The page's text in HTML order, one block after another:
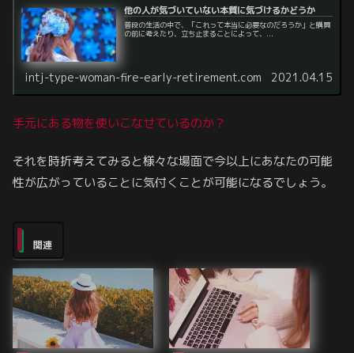
他の人が気づいていない本質に気づけるかどうか
普段の生活の中で、「これって本当に必要なのだろうか」と購買
の前に考えたり、立ち止まることによって、...
intj-type-woman-fire-early-retirement.com 2021.04.15
手元にある物を使いこなせているのか？
それを時折考えてみると様々な場面で今以上にあなたの可能
性が広がっていることに気付くことが可能になるでしょう。
関連